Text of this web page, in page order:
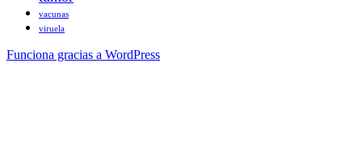
vacunas
viruela
Funciona gracias a WordPress